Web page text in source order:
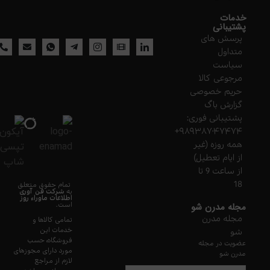
خدمات
پشتیبانی
پرسش های
متداول
سیاست
مرجوعی کالا
حریم خصوصی
گزارش باگ
پشتیبانی فوری:
۹۸۹۳۸۷۰۴۷۴۷۴+
همه روزه (غیر
از ایام تعطیل)
از ساعت 9 تا
18
مجله مدرن شو
مجله مدرن
شو
عضویت در مجله
مدرن شو
تمام حقوق متعلق
به شرکت فن آوری
اطلاعات ماوراء روز
است.
تمامی کالاها و
خدمات این
فروشگاه، حسب
مورد دارای مجوزهای
لازم از مراجع